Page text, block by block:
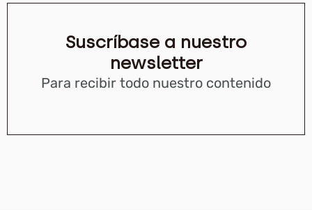
Suscríbase a nuestro
newsletter
Para recibir todo nuestro contenido